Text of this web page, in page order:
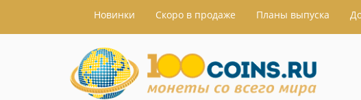
Hовинки Скоро в продаже Планы выпуска